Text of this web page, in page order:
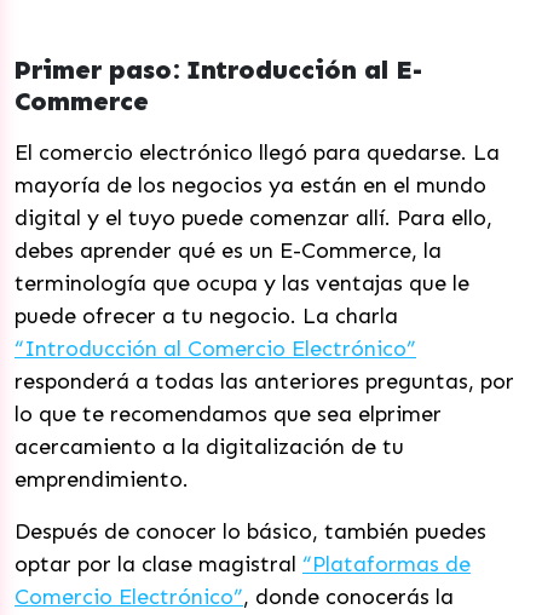
Primer paso: Introducción al E-
Commerce
El comercio electrónico llegó para quedarse. La
mayoría de los negocios ya están en el mundo
digital y el tuyo puede comenzar allí. Para ello,
debes aprender qué es un E-Commerce, la
terminología que ocupa y las ventajas que le
puede ofrecer a tu negocio. La charla
“Introducción al Comercio Electrónico”
responderá a todas las anteriores preguntas, por
lo que te recomendamos que sea elprimer
acercamiento a la digitalización de tu
emprendimiento.
Después de conocer lo básico, también puedes
optar por la clase magistral “Plataformas de
Comercio Electrónico”, donde conocerás la